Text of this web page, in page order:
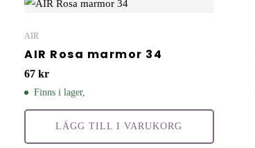
AIR
AIR Rosa marmor 34
67 kr
Finns i lager,
LÄGG TILL I VARUKORG